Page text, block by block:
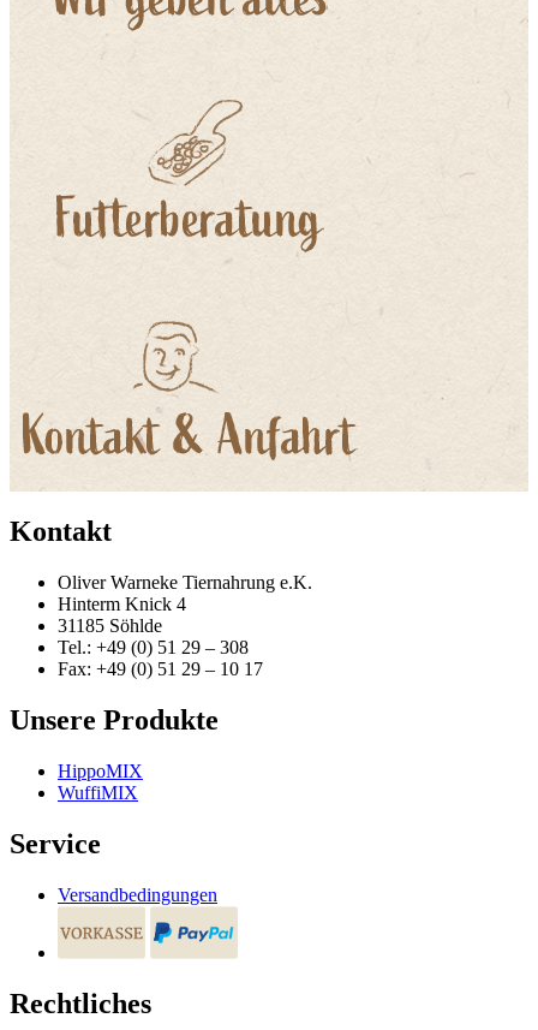
Kontakt
Oliver Warneke Tiernahrung e.K.
Hinterm Knick 4
31185 Söhlde
Tel.: +49 (0) 51 29 – 308
Fax: +49 (0) 51 29 – 10 17
Unsere Produkte
HippoMIX
WuffiMIX
Service
Versandbedingungen
Rechtliches